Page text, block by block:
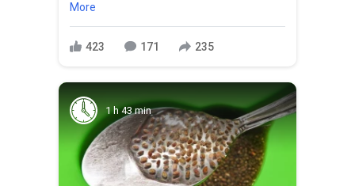
More
423 171 235
1 h 43 min